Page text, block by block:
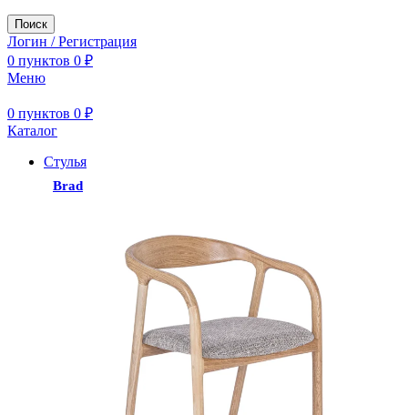
Поиск
Логин / Регистрация
0 пунктов 0 ₽
Меню
0 пунктов 0 ₽
Каталог
Стулья
Brad